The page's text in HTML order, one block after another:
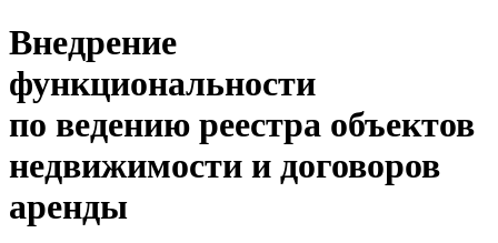
Внедрение
функциональности
по ведению реестра объектов
недвижимости и договоров
аренды